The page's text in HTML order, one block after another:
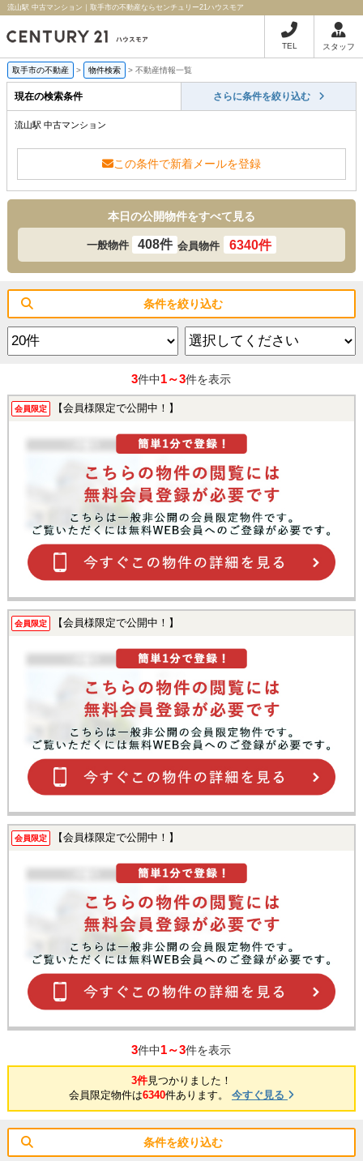
流山駅 中古マンション｜取手市の不動産ならセンチュリー21ハウスモア
TEL スタッフ
取手市の不動産 > 物件検索 > 不動産情報一覧
現在の検索条件 さらに条件を絞り込む
流山駅 中古マンション
この条件で新着メールを登録
本日の公開物件をすべて見る
一般物件 408件 会員物件 6340件
条件を絞り込む
3件中1～3件を表示
会員限定 【会員様限定で公開中！】
会員限定 【会員様限定で公開中！】
会員限定 【会員様限定で公開中！】
3件中1～3件を表示
3件見つかりました！
会員限定物件は6340件あります。 今すぐ見る
条件を絞り込む